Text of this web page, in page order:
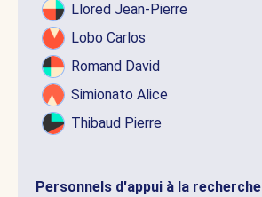
Llored Jean-Pierre
Lobo Carlos
Romand David
Simionato Alice
Thibaud Pierre
Personnels d'appui à la recherche